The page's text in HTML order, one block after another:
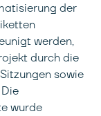
der
werden,
durch die
sowie
wurde